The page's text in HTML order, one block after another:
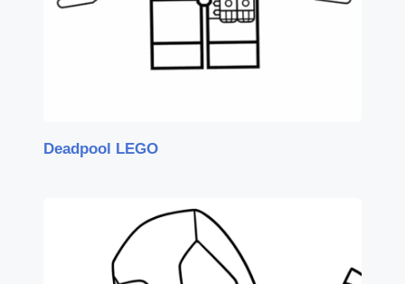
Deadpool LEGO